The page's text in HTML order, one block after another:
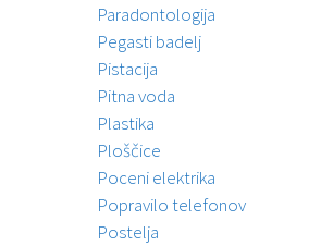
Paradontologija
Pegasti badelj
Pistacija
Pitna voda
Plastika
Ploščice
Poceni elektrika
Popravilo telefonov
Postelja